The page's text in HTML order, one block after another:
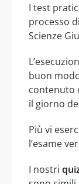
I test
processo
Scienze
buon
contenuto
il giorno
Più vi
l’esame
I nostri